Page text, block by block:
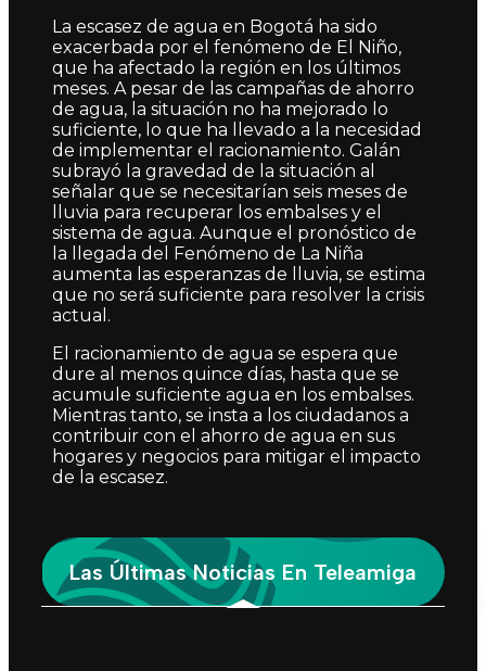
La escasez de agua en Bogotá ha sido
exacerbada por el fenómeno de El Niño,
que ha afectado la región en los últimos
meses. A pesar de las campañas de ahorro
de agua, la situación no ha mejorado lo
suficiente, lo que ha llevado a la necesidad
de implementar el racionamiento. Galán
subrayó la gravedad de la situación al
señalar que se necesitarían seis meses de
lluvia para recuperar los embalses y el
sistema de agua. Aunque el pronóstico de
la llegada del Fenómeno de La Niña
aumenta las esperanzas de lluvia, se estima
que no será suficiente para resolver la crisis
actual.
El racionamiento de agua se espera que
dure al menos quince días, hasta que se
acumule suficiente agua en los embalses.
Mientras tanto, se insta a los ciudadanos a
contribuir con el ahorro de agua en sus
hogares y negocios para mitigar el impacto
de la escasez.
Las Últimas Noticias En Teleamiga